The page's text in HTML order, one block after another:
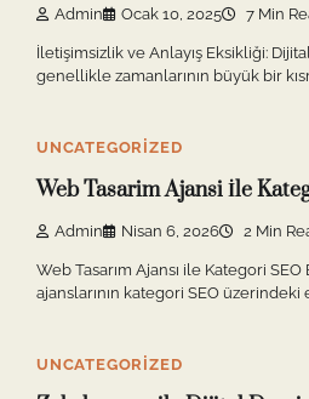
Admin Ocak 10, 2025 7 Min
İletişimsizlik ve Anlayış Eksikliği:
genellikle zamanlarının büyük bir
UNCATEGORIZED
Web Tasarim Ajansi İle
Admin Nisan 6, 2026 2 Min
Web Tasarım Ajansı ile Kategori
ajanslarının kategori SEO üzerindeki
UNCATEGORIZED